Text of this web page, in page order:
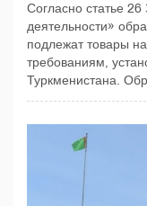
Согласно статье
деятельности»
подлежат товары
требованиям,
Туркменистана.